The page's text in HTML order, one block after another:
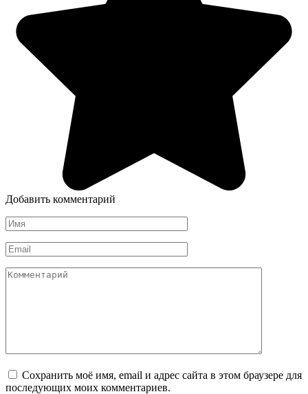
Добавить комментарий
Имя
*
Email
*
Комментарий
Сохранить моё имя, email и адрес сайта в этом браузере для
последующих моих комментариев.